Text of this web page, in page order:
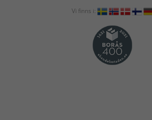
Vi finns i: